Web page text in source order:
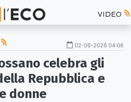
VIDEO
02-06-2026 04:06
celebra gli
Repubblica e
donne